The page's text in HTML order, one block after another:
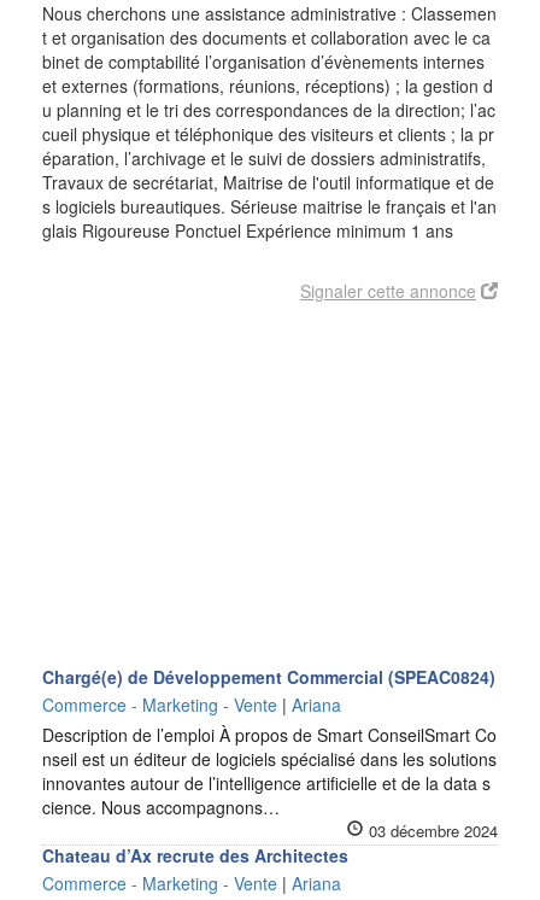
Nous cherchons une assistance administrative : Classemen
t et organisation des documents et collaboration avec le ca
binet de comptabilité l’organisation d’évènements internes
et externes (formations, réunions, réceptions) ; la gestion d
u planning et le tri des correspondances de la direction; l’ac
cueil physique et téléphonique des visiteurs et clients ; la pr
éparation, l’archivage et le suivi de dossiers administratifs,
Travaux de secrétariat, Maitrise de l'outil informatique et de
s logiciels bureautiques. Sérieuse maitrise le français et l'an
glais Rigoureuse Ponctuel Expérience minimum 1 ans
Signaler cette annonce
Chargé(e) de Développement Commercial (SPEAC0824)
Commerce - Marketing - Vente | Ariana
Description de l’emploi À propos de Smart ConseilSmart Co
nseil est un éditeur de logiciels spécialisé dans les solutions
innovantes autour de l’intelligence artificielle et de la data s
cience. Nous accompagnons…
03 décembre 2024
Chateau d’Ax recrute des Architectes
Commerce - Marketing - Vente | Ariana